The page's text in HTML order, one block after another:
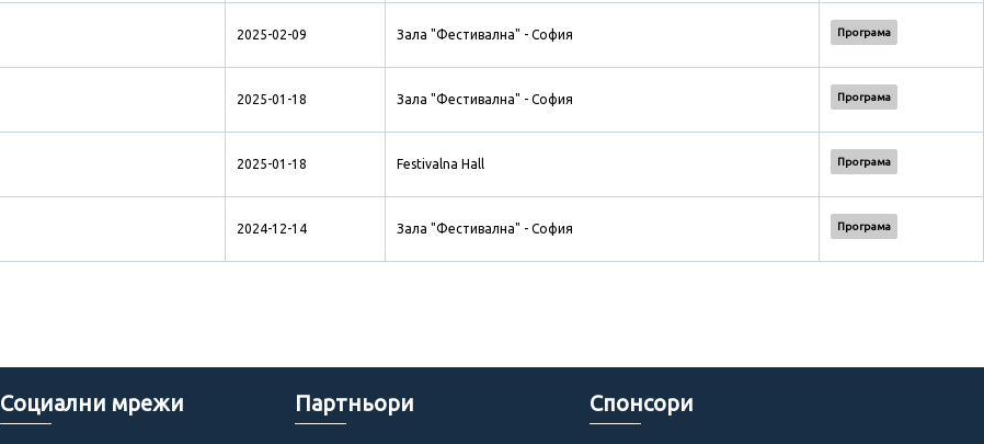
2025-02-09 Зала "Фестивална" - София Програма
2025-01-18 Зала "Фестивална" - София Програма
2025-01-18 Festivalna Hall Програма
2024-12-14 Зала "Фестивална" - София Програма
Социални мрежи Партньори Спонсори